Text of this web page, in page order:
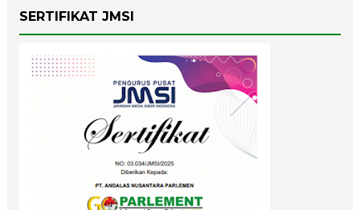
SERTIFIKAT JMSI